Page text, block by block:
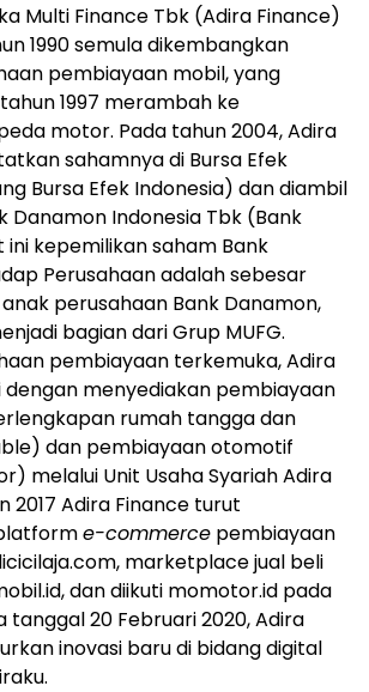
Multi Finance Tbk (Adira Finance)
1990 semula dikembangkan
pembiayaan mobil, yang
1997 merambah ke
motor. Pada tahun 2004, Adira
sahamnya di Bursa Efek
Bursa Efek Indonesia) dan diambil
Danamon Indonesia Tbk (Bank
ini kepemilikan saham Bank
Perusahaan adalah sebesar
anak perusahaan Bank Danamon,
bagian dari Grup MUFG.
pembiayaan terkemuka, Adira
dengan menyediakan pembiayaan
rumah tangga dan
dan pembiayaan otomotif
melalui Unit Usaha Syariah Adira
2017 Adira Finance turut
e-commerce pembiayaan
marketplace jual beli
dan diikuti momotor.id pada
tanggal 20 Februari 2020, Adira
inovasi baru di bidang digital